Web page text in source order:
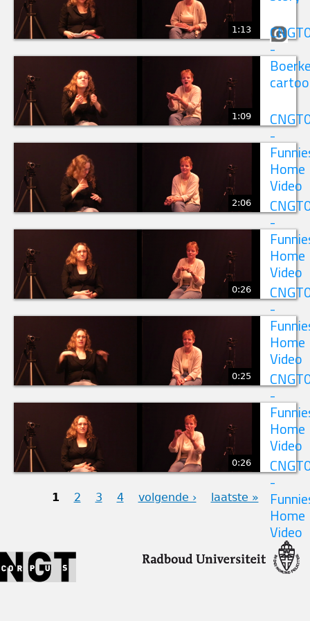
1:13
-
1:09
-
Home
Video
2:06
-
Home
Video
0:26
-
Home
Video
0:25
-
Home
Video
0:26
-
Home
Video
1 2 3 4 volgende › laatste »